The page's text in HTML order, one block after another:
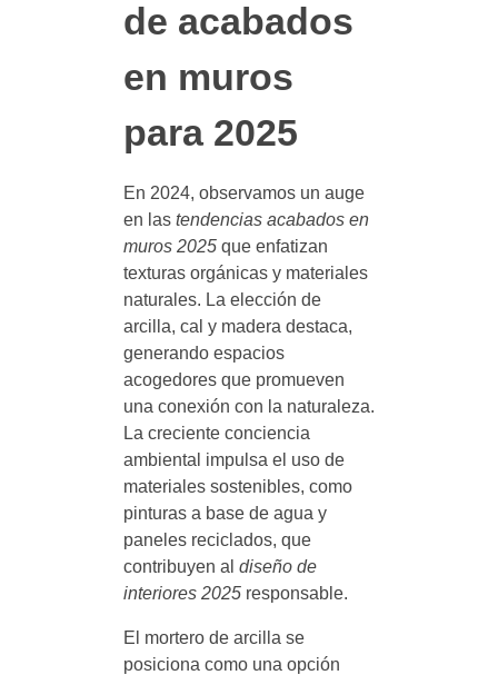
de acabados
en muros
para 2025
En 2024, observamos un auge
en las tendencias acabados en
muros 2025que enfatizan
texturas orgánicas y materiales
naturales. La elección de
arcilla, cal y madera destaca,
generando espacios
acogedores que promueven
una conexión con la naturaleza.
La creciente conciencia
ambiental impulsa el uso de
materiales sostenibles, como
pinturas a base de agua y
paneles reciclados, que
contribuyen al diseño de
interiores 2025responsable.
El mortero de arcilla se
posiciona como una opción